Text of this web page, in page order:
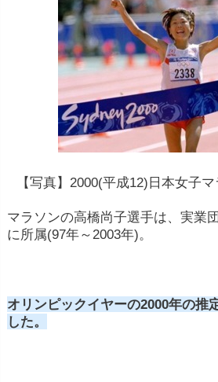
【写真】2000(平成12)日本女子
マラソンの高橋尚子選手は、実業
に所属(97年～2003年)。
オリンピックイヤーの2000年の推
した。